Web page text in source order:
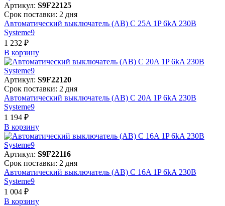
Артикул: S9F22125
Срок поставки: 2 дня
Автоматический выключатель (АВ) C 25A 1P 6kA 230В
Systeme9
1 232 ₽
В корзинy
Артикул: S9F22120
Срок поставки: 2 дня
Автоматический выключатель (АВ) C 20A 1P 6kA 230В
Systeme9
1 194 ₽
В корзинy
Артикул: S9F22116
Срок поставки: 2 дня
Автоматический выключатель (АВ) C 16A 1P 6kA 230В
Systeme9
1 004 ₽
В корзинy